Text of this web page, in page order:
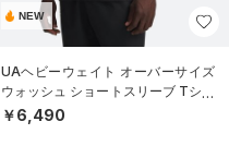
NEW
UAヘビーウェイト オーバーサイズ
ウォッシュ ショートスリーブ Tシャ
ツ（ライフスタイル/MEN）
￥6,490